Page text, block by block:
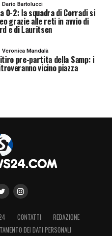
Dario Bartolucci
0-2: la squadra di Corradi si
grazie alle reti in avvio di
e di Lauritsen
Veronica Mandalà
pre-partita della Samp: i
vicino piazza
CONTATTI
REDAZIONE
DEI DATI PERSONALI